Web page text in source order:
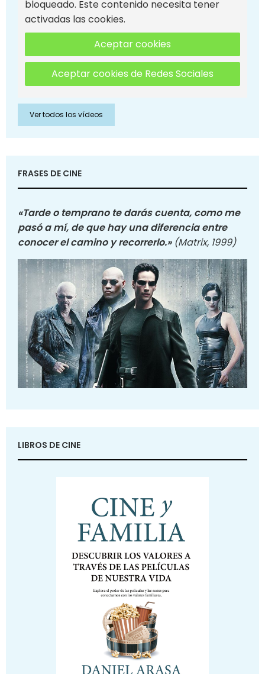
bloqueado. Este contenido necesita tener
activadas las cookies.
Aceptar cookies
Aceptar cookies de Redes Sociales
Ver todos los vídeos
FRASES DE CINE
«Tarde o temprano te darás cuenta, como me
pasó a mí, de que hay una diferencia entre
conocer el camino y recorrerlo.» (Matrix, 1999)
LIBROS DE CINE